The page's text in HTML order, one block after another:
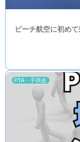
ピーチ航空に初め
PTA・子供会